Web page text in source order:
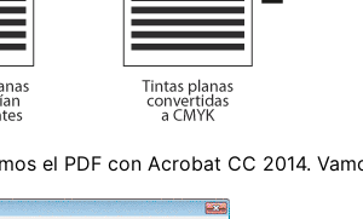
el PDF con Acrobat CC 2014.